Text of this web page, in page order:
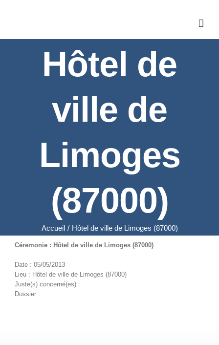
Hôtel de
ville de
Limoges
(87000)
Accueil / Hôtel de ville de Limoges (87000)
Céremonie : Hôtel de ville de Limoges (87000)
Date : 05/05/2013
Lieu : Hôtel de ville de Limoges (87000)
Juste(s) concerné(es) :
Dossier :